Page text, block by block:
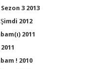
3 2013
2012
2011
! 2010